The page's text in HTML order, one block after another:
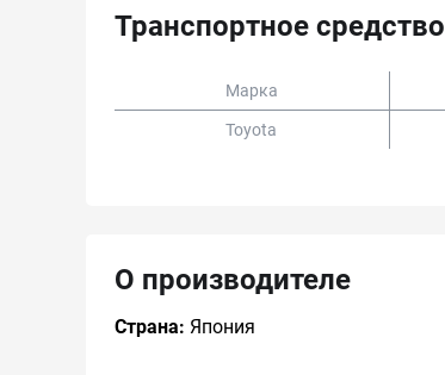
Транспортное средство
Марка
Toyota
О производителе
Страна: Япония